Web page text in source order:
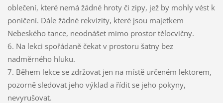
oblečení, které nemá žádné hroty či zipy, jež by mohly vést k
poničení. Dále žádné rekvizity, které jsou majetkem
Nebeského tance, neodnášet mimo prostor tělocvičny.
6. Na lekci spořádaně čekat v prostoru šatny bez
nadměrného hluku.
7. Během lekce se zdržovat jen na místě určeném lektorem,
pozorně sledovat jeho výklad a řídit se jeho pokyny,
nevyrušovat.